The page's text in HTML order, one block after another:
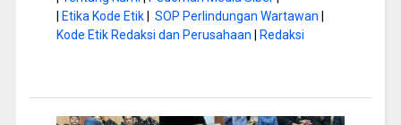
Etika Kode Etik| SOP Perlindungan Wartawan
Kode Etik Redaksi dan Perusahaan
Redaksi